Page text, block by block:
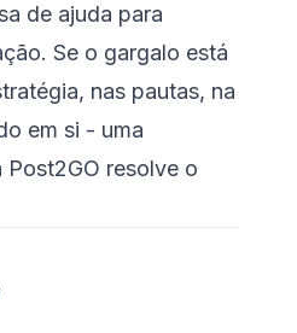
de ajuda para
Se o gargalo está
nas pautas, na
em si - uma
resolve o